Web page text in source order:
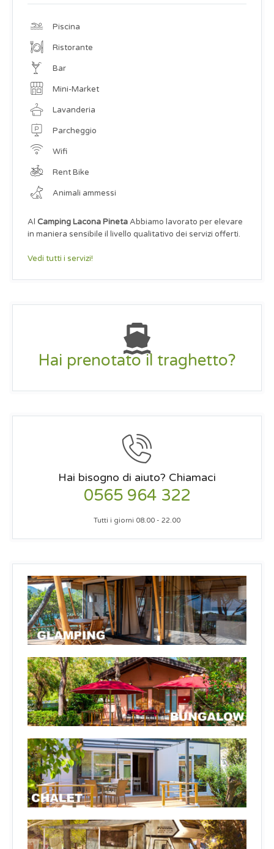
Piscina
Ristorante
Bar
Mini-Market
Lavanderia
Parcheggio
Wifi
Rent Bike
Animali ammessi
Al Camping Lacona PinetaAbbiamo lavorato per elevare
in maniera sensibile il livello qualitativo dei servizi offerti.
Vedi tutti i servizi!
Hai prenotato il traghetto?
Hai bisogno di aiuto? Chiamaci
0565 964 322
Tutti i giorni 08.00 - 22.00